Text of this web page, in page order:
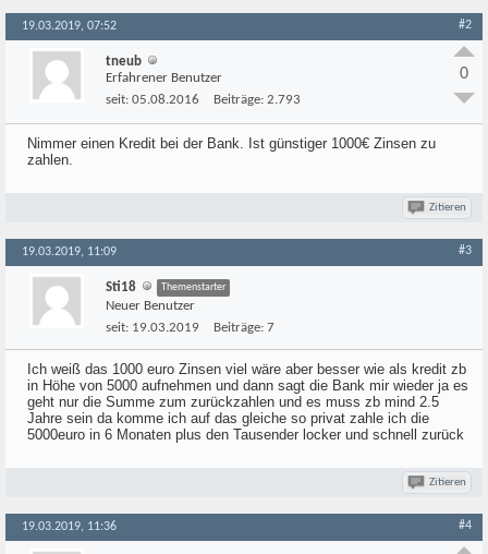
19.03.2019, 07:52 #2
tneub
Erfahrener Benutzer
seit: 05.08.2016 Beiträge: 2.793
0
Nimmer einen Kredit bei der Bank. Ist günstiger 1000€ Zinsen zu
zahlen.
Zitieren
19.03.2019, 11:09 #3
Sti18 Themenstarter
Neuer Benutzer
seit: 19.03.2019 Beiträge: 7
Ich weiß das 1000 euro Zinsen viel wäre aber besser wie als kredit zb
in Höhe von 5000 aufnehmen und dann sagt die Bank mir wieder ja es
geht nur die Summe zum zurückzahlen und es muss zb mind 2.5
Jahre sein da komme ich auf das gleiche so privat zahle ich die
5000euro in 6 Monaten plus den Tausender locker und schnell zurück
Zitieren
19.03.2019, 11:36 #4